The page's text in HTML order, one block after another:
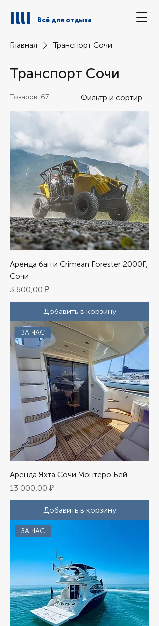
Всё для отдыха
illi
Главная Транспорт Сочи
Транспорт Сочи
Товаров: 67 Фильтр и сортировка
Аренда багги Crimean Forester 2000F,
Сочи
Цена
3 600,00 ₽
Добавить в корзину
ЗА ЧАС
Аренда Яхта Сочи Монтеро Бей
Цена
13 000,00 ₽
Добавить в корзину
ЗА ЧАС